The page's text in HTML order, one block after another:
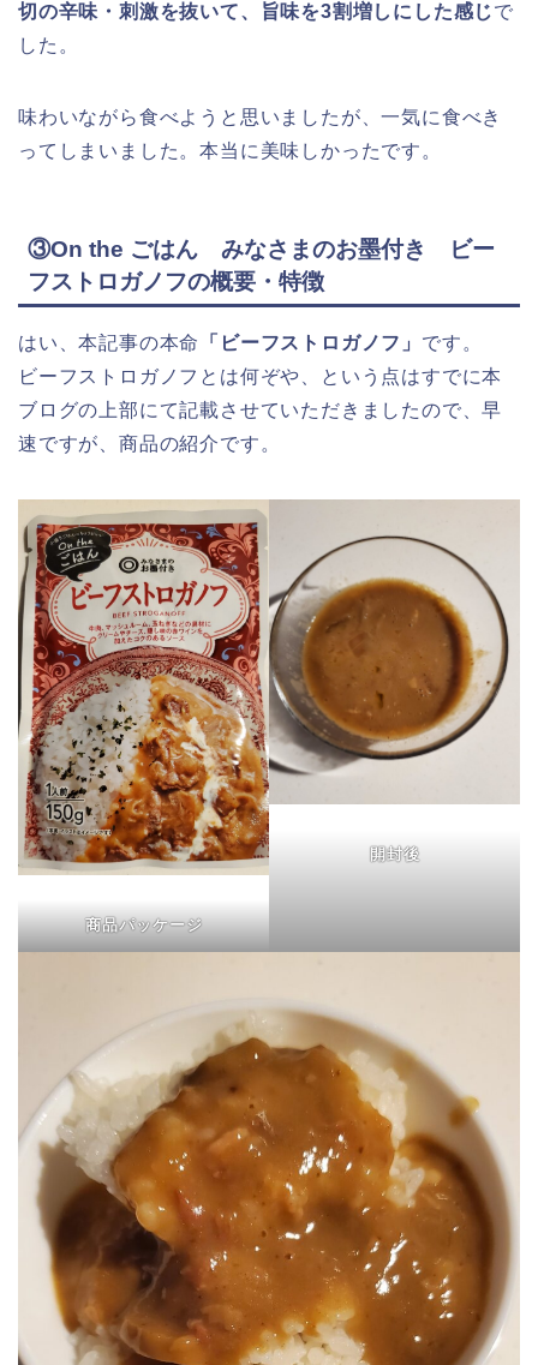
切の辛味・刺激を抜いて、旨味を3割増しにした感じで
した。
味わいながら食べようと思いましたが、一気に食べき
ってしまいました。本当に美味しかったです。
③On the ごはん みなさまのお墨付き ビー
フストロガノフの概要・特徴
はい、本記事の本命 「ビーフストロガノフ」 です。
ビーフストロガノフとは何ぞや、という点はすでに本
ブログの上部にて記載させていただきましたので、早
速ですが、商品の紹介です。
商品パッケージ
開封後